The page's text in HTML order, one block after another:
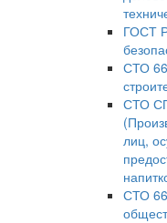
ГОСТ
СТО
СТО
лиц,
СТО